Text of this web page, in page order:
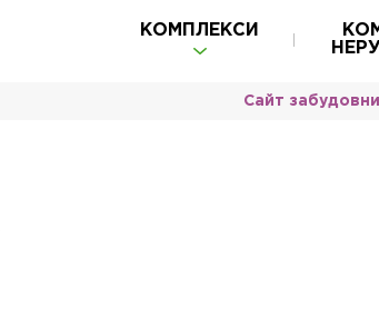
КОМПЛЕКСИ
Сайт